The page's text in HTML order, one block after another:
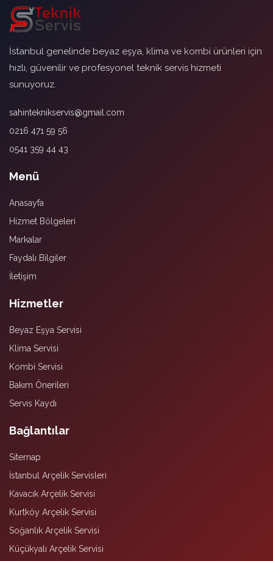
İstanbul genelinde beyaz eşya, klima ve kombi ürünleri için
hızlı, güvenilir ve profesyonel teknik servis hizmeti
sunuyoruz.
sahinteknikservis@gmail.com
0216 471 59 56
0541 359 44 43
Menü
Anasayfa
Hizmet Bölgeleri
Markalar
Faydalı Bilgiler
İletişim
Hizmetler
Beyaz Eşya Servisi
Klima Servisi
Kombi Servisi
Bakım Önerileri
Servis Kaydı
Bağlantılar
Sitemap
İstanbul Arçelik Servisleri
Kavacık Arçelik Servisi
Kurtköy Arçelik Servisi
Soğanlık Arçelik Servisi
Küçükyalı Arçelik Servisi